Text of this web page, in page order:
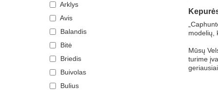
Arklys
Avis
Balandis
Bitė
Briedis
Buivolas
Bulius
modelių,
Mūsų
turime